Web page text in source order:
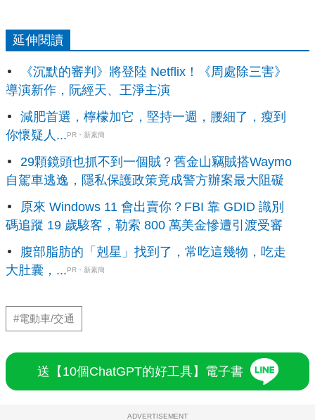
延伸閱讀
《沉默的審判》將登陸 Netflix！《周處除三害》
導演新作，阮經天、王淨主演
減肥首選，檸檬加它，堅持一週，腰細了，瘦到
你懷疑人...PR・新素簡
29顆鏡頭也抓不到一個賊？舊金山竊賊搭Waymo
自駕車逃逸，隱私保護政策竟成警方辦案最大阻礙
原來 Windows 11 會出賣你？FBI 靠 GDID 識別
碼追蹤 19 歲駭客，勒索 800 萬美金慘遭引渡受審
腹部脂肪的「剋星」找到了，常吃這幾物，吃走
大肚囊，...PR・新素簡
#電動車/交通
送【10個ChatGPT的好工具】電子書
ADVERTISEMENT